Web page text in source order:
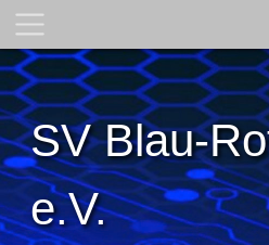
SV Blau-
e.V.